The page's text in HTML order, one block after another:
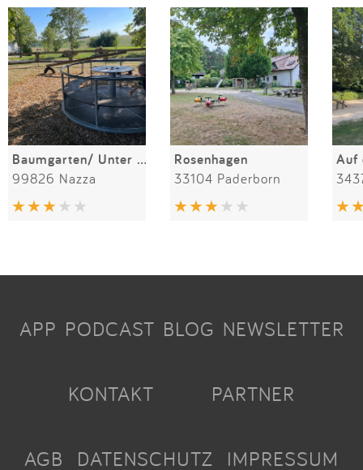
Baumgarten/ Unter den Linden
99826 Nazza
Rosenhagen
33104 Paderborn
Auf
APP PODCAST BLOG NEWSLETTER
KONTAKT PARTNER
AGB DATENSCHUTZ IMPRESSUM